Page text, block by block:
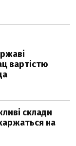
вартістю
склади
на